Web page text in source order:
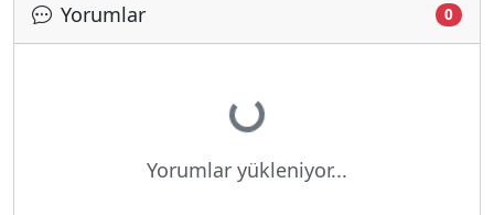
Yorumlar 0
Yükleniyor...
Yorumlar yükleniyor...